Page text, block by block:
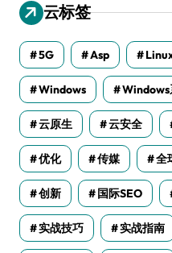
云标签
5G Asp
Windows Windows
云原生 云安全
优化 传媒 全
创新 国际SEO
实战技巧 实战指南